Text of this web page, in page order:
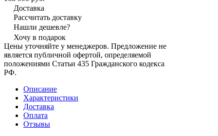
Доставка
Рассчитать доставку
Нашли дешевле?
Хочу в подарок
Цены уточняйте у менеджеров. Предложение не
является публичной офертой, определяемой
положениями Статьи 435 Гражданского кодекса
РФ.
Описание
Характеристики
Доставка
Оплата
Отзывы